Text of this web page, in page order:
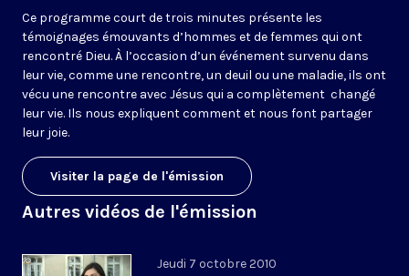
Ce programme court de trois minutes présente les
témoignages émouvants d’hommes et de femmes qui ont
rencontré Dieu. À l’occasion d’un événement survenu dans
leur vie, comme une rencontre, un deuil ou une maladie, ils ont
vécu une rencontre avec Jésus qui a complètement changé
leur vie. Ils nous expliquent comment et nous font partager
leur joie.
Visiter la page de l'émission
Autres vidéos de l'émission
Jeudi 7 octobre 2010